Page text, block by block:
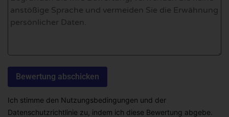
Ich stimme den Nutzungsbedingungen und der
Datenschutzrichtlinie zu, indem ich diese Bewertung abgebe.